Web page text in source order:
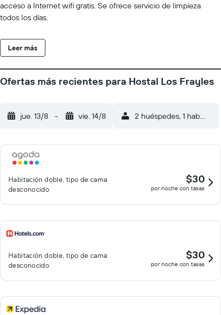
acceso a Internet wifi gratis. Se ofrece servicio de limpieza
todos los días.
Leer más
Ofertas más recientes para Hostal Los Frayles
jue. 13/8 - vie. 14/8 2 huéspedes, 1
Habitación doble, tipo de cama
desconocido
$30
por noche con tasas
Habitación doble, tipo de cama
desconocido
$30
por noche con tasas